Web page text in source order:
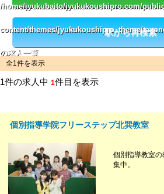
/home/jyukubaito/jyukukoushipro.com/
content/themes/jyukukoushipro_theme/
の求人一覧
駅から再検索
全1件を表示
1件の求人中 1件目を表示
個別指導学院フリーステップ北巽教室
個別指導教室
集中。